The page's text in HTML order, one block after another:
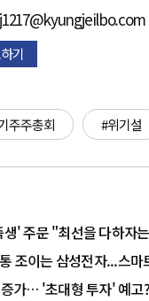
기
주주총회 #위기설
' 주문 "최선을 다하자
조이는 삼성전자...스
가… '초대형 투자' 예고?